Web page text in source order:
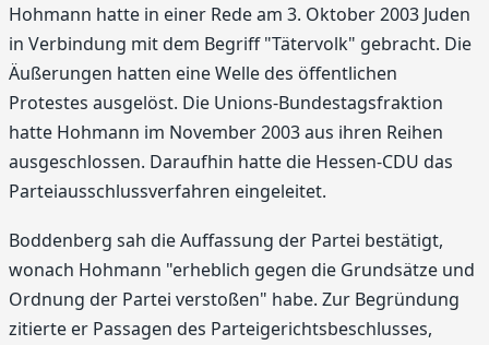
Hohmann hatte in einer Rede am 3. Oktober 2003 Juden
in Verbindung mit dem Begriff "Tätervolk" gebracht. Die
Äußerungen hatten eine Welle des öffentlichen
Protestes ausgelöst. Die Unions-Bundestagsfraktion
hatte Hohmann im November 2003 aus ihren Reihen
ausgeschlossen. Daraufhin hatte die Hessen-CDU das
Parteiausschlussverfahren eingeleitet.
Boddenberg sah die Auffassung der Partei bestätigt,
wonach Hohmann "erheblich gegen die Grundsätze und
Ordnung der Partei verstoßen" habe. Zur Begründung
zitierte er Passagen des Parteigerichtsbeschlusses,